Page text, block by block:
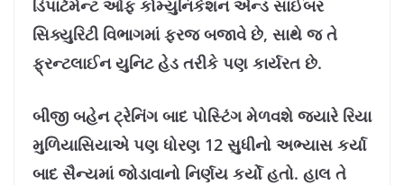
ડિપાર્ટમેન્ટ ઓફ કોમ્યુનિકેશન એન્ડ સાઈબર
સિક્યુરિટી વિભાગમાં ફરજ બજાવે છે, સાથે જ તે
ફ્રન્ટલાઈન યુનિટ હેડ તરીકે પણ કાર્યરત છે.
બીજી બહેન ટ્રેનિંગ બાદ પોસ્ટિંગ મેળવશે જ્યારે રિયા
મુળિયાસિયાએ પણ ધોરણ 12 સુધીનો અભ્યાસ કર્યા
બાદ સૈન્યમાં જોડાવાનો નિર્ણય કર્યો હતો. હાલ તે